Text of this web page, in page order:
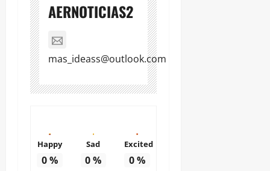
AERNOTICIAS2
mas_ideass@outlook.com
Happy
0%
Sad
0%
Excited
0%